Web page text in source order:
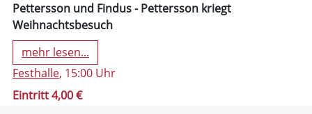
Pettersson und Findus - Pettersson kriegt
Weihnachtsbesuch
mehr lesen...
Festhalle, 15:00 Uhr
Eintritt 4,00 €